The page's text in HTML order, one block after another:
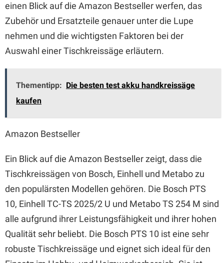
einen Blick auf die Amazon Bestseller werfen, das
Zubehör und Ersatzteile genauer unter die Lupe
nehmen und die wichtigsten Faktoren bei der
Auswahl einer Tischkreissäge erläutern.
Thementipp: Die besten test akku handkreissäge
kaufen
Amazon Bestseller
Ein Blick auf die Amazon Bestseller zeigt, dass die
Tischkreissägen von Bosch, Einhell und Metabo zu
den populärsten Modellen gehören. Die Bosch PTS
10, Einhell TC-TS 2025/2 U und Metabo TS 254 M sind
alle aufgrund ihrer Leistungsfähigkeit und ihrer hohen
Qualität sehr beliebt. Die Bosch PTS 10 ist eine sehr
robuste Tischkreissäge und eignet sich ideal für den